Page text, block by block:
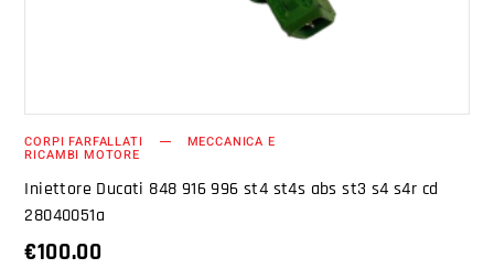
CORPI FARFALLATI MECCANICA E
RICAMBI MOTORE
Iniettore Ducati 848 916 996 st4 st4s abs st3 s4 s4r cd
28040051a
€100.00